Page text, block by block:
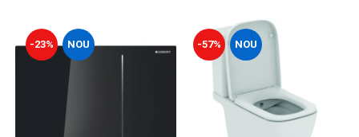
-23% NOU -57% NOU